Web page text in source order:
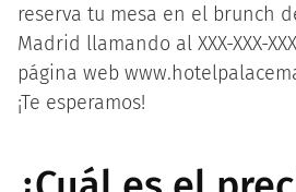
reserva tu mesa en el brunch
Madrid llamando al XXX-XXX-
página web
¡Te esperamos!